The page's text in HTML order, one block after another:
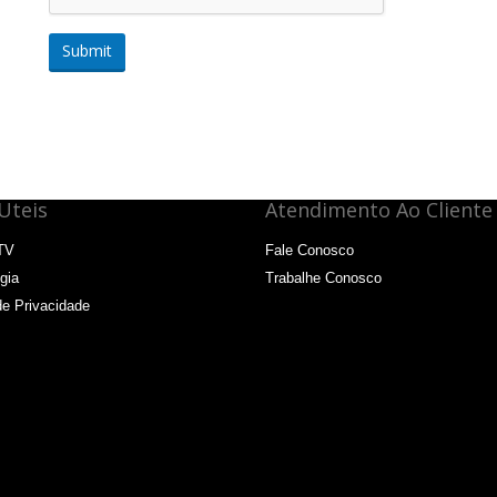
Submit
Privacidade
Atendimento Ao Cliente
Fale Conosco
Trabalhe Conosco